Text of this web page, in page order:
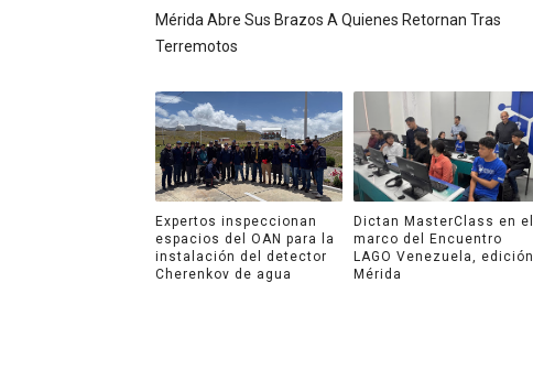
Mérida Abre Sus Brazos A Quienes Retornan Tras
Terremotos
Expertos inspeccionan
espacios del OAN para la
instalación del detector
Cherenkov de agua
Dictan MasterClass en el
marco del Encuentro
LAGO Venezuela, edición
Mérida